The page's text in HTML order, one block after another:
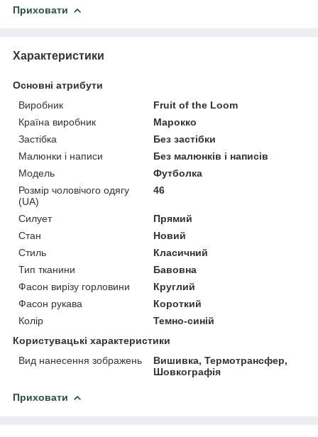
Приховати
Характеристики
Основні атрибути
Виробник
Fruit of the Loom
Країна виробник
Марокко
Застібка
Без застібки
Малюнки і написи
Без малюнків і написів
Модель
Футболка
Розмір чоловічого одягу
(UA)
46
Силует
Прямий
Стан
Новий
Стиль
Класичний
Тип тканини
Бавовна
Фасон вирізу горловини
Круглий
Фасон рукава
Короткий
Колір
Темно-синій
Користувацькі характеристики
Вид нанесення зображень
Вишивка, Термотрансфер,
Шовкографія
Приховати